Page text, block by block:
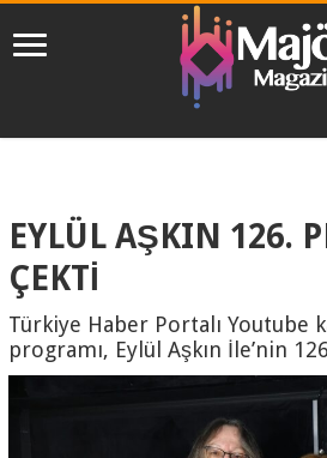
EYLÜL AŞKIN 126.
ÇEKTİ
Türkiye Haber Portalı Youtube
programı, Eylül Aşkın İle’nin